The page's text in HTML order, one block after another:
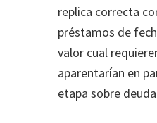
replica correcta
préstamos de
valor cual
aparentarían en
etapa sobre